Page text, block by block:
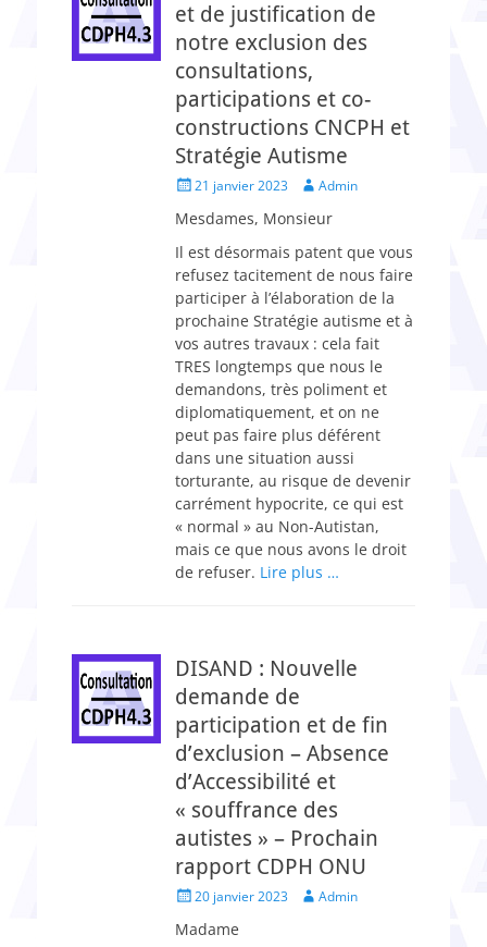
et de justification de
notre exclusion des
consultations,
participations et co-
constructions CNCPH et
Stratégie Autisme
Posted21 janvier 2023 Author
Admin
Mesdames, Monsieur
Il est désormais patent que vous
refusez tacitement de nous faire
participer à l’élaboration de la
prochaine Stratégie autisme et à
vos autres travaux : cela fait
TRES longtemps que nous le
demandons, très poliment et
diplomatiquement, et on ne
peut pas faire plus déférent
dans une situation aussi
torturante, au risque de devenir
carrément hypocrite, ce qui est
« normal » au Non-Autistan,
mais ce que nous avons le droit
de refuser. Lire plus …
DISAND : Nouvelle
demande de
participation et de fin
d’exclusion – Absence
d’Accessibilité et
« souffrance des
autistes » – Prochain
rapport CDPH ONU
Posted20 janvier 2023 Author
Admin
Madame